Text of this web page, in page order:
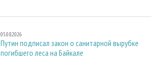
05.08.2026
Путин подписал закон о санитарной вырубке
погибшего леса на Байкале